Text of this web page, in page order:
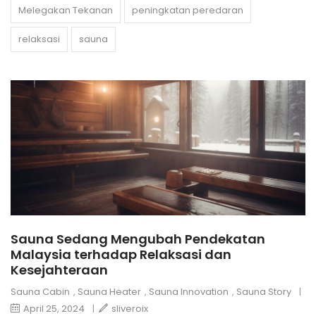
Melegakan Tekanan peningkatan peredaran
relaksasi sauna
Sauna Sedang Mengubah Pendekatan
Malaysia terhadap Relaksasi dan
Kesejahteraan
Sauna Cabin , Sauna Heater , Sauna Innovation , Sauna Story
|
April 25, 2024
| sliveroix